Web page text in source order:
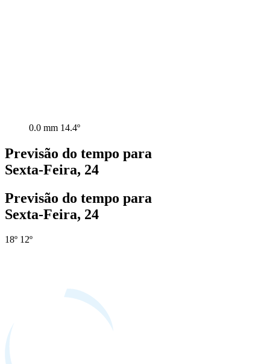
0.0 mm 14.4º
Previsão do tempo para
Sexta-Feira, 24
Previsão do tempo para
Sexta-Feira, 24
18º 12º